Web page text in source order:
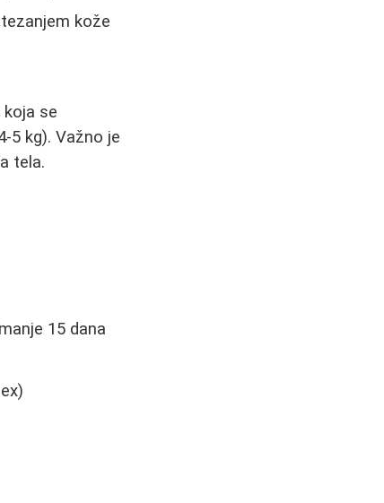
kože
se
5 kg). Važno je
tela.
15 dana